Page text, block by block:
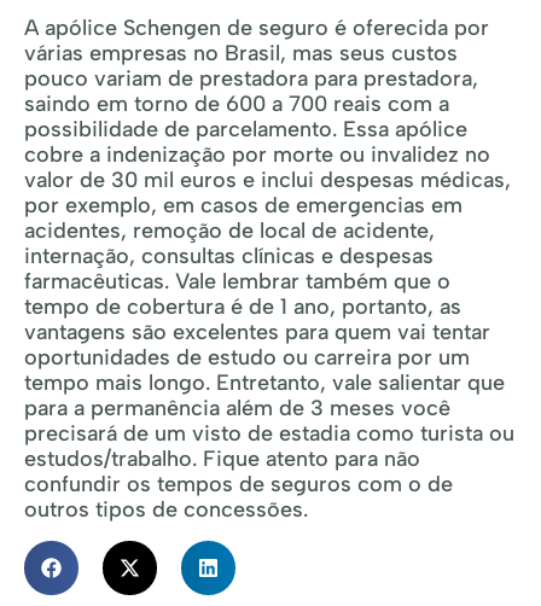
A apólice Schengen de seguro é oferecida por
várias empresas no Brasil, mas seus custos
pouco variam de prestadora para prestadora,
saindo em torno de 600 a 700 reais com a
possibilidade de parcelamento. Essa apólice
cobre a indenização por morte ou invalidez no
valor de 30 mil euros e inclui despesas médicas,
por exemplo, em casos de emergencias em
acidentes, remoção de local de acidente,
internação, consultas clínicas e despesas
farmacêuticas. Vale lembrar também que o
tempo de cobertura é de 1 ano, portanto, as
vantagens são excelentes para quem vai tentar
oportunidades de estudo ou carreira por um
tempo mais longo. Entretanto, vale salientar que
para a permanência além de 3 meses você
precisará de um visto de estadia como turista ou
estudos/trabalho. Fique atento para não
confundir os tempos de seguros com o de
outros tipos de concessões.